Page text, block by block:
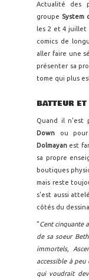
Actualité des
groupe System
les 2 et 4
comics de
aller faire une
présenter sa
tome qui plus
BATTEUR
Quand il n'est
Down ou pour
Dolmayan est
sa propre
boutiques
mais reste
s'est aussi
côtés du
"Cent cinquante
de sa soeur
immortels,
accessible à
qui voudrait